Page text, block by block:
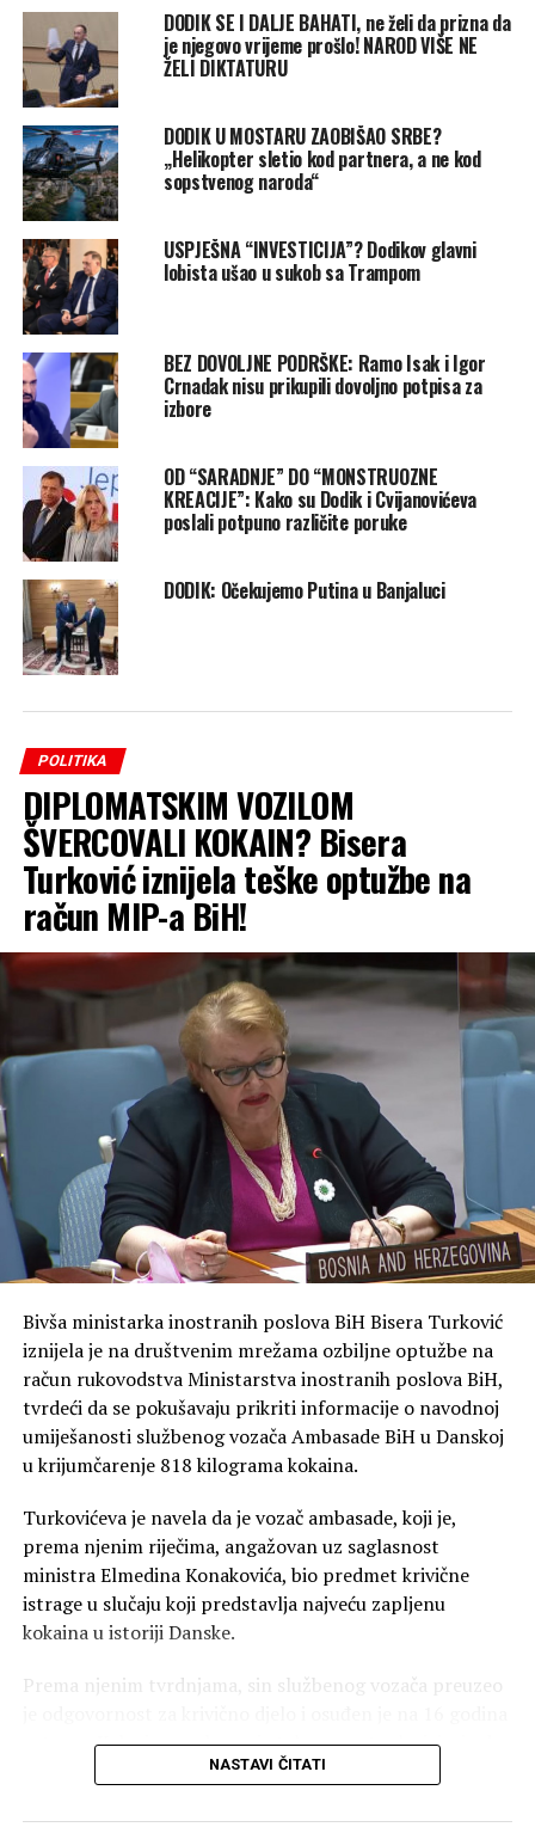
DODIK SE I DALJE BAHATI, ne želi da prizna da
je njegovo vrijeme prošlo! NAROD VIŠE NE
ŽELI DIKTATURU
DODIK U MOSTARU ZAOBIŠAO SRBE?
„Helikopter sletio kod partnera, a ne kod
sopstvenog naroda“
USPJEŠNA “INVESTICIJA”? Dodikov glavni
lobista ušao u sukob sa Trampom
BEZ DOVOLJNE PODRŠKE: Ramo Isak i Igor
Crnadak nisu prikupili dovoljno potpisa za
izbore
OD “SARADNJE” DO “MONSTRUOZNE
KREACIJE”: Kako su Dodik i Cvijanovićeva
poslali potpuno različite poruke
DODIK: Očekujemo Putina u Banjaluci
POLITIKA
DIPLOMATSKIM VOZILOM
ŠVERCOVALI KOKAIN? Bisera
Turković iznijela teške optužbe na
račun MIP-a BiH!
Bivša ministarka inostranih poslova BiH Bisera Turković
iznijela je na društvenim mrežama ozbiljne optužbe na
račun rukovodstva Ministarstva inostranih poslova BiH,
tvrdeći da se pokušavaju prikriti informacije o navodnoj
umiješanosti službenog vozača Ambasade BiH u Danskoj
u krijumčarenje 818 kilograma kokaina.
Turkovićeva je navela da je vozač ambasade, koji je,
prema njenim riječima, angažovan uz saglasnost
ministra Elmedina Konakovića, bio predmet krivične
istrage u slučaju koji predstavlja najveću zapljenu
kokaina u istoriji Danske.
Prema njenim tvrdnjama, sin službenog vozača preuzeo
zatvora. Kako je navela, on je tokom postupka izjavio da
mu je otac pomagao tako što ga je prevozio, donosio
NASTAVI ČITATI